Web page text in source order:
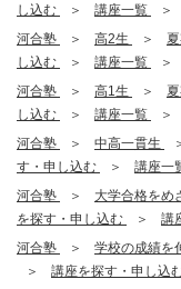
し込む
講座一覧
河合塾
高2生
し込む
講座一覧
河合塾
高1生
し込む
講座一覧
河合塾
中高一貫生
す・申し込む
講座一
河合塾
大学合格をめ
を探す・申し込む
講
河合塾
学校の成績を
講座を探す・申し込